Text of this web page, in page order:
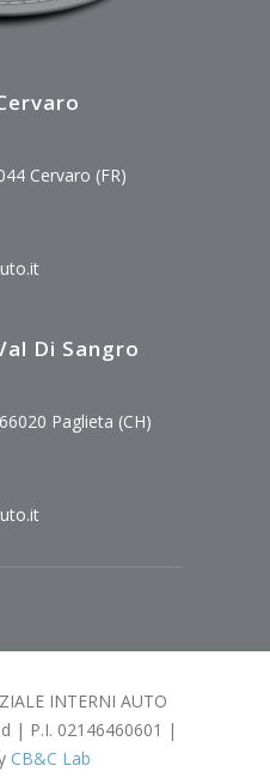
Cervaro (FR)
Di Sangro
Paglieta (CH)
INTERNI AUTO
| P.I. 02146460601 |
CB&C Lab